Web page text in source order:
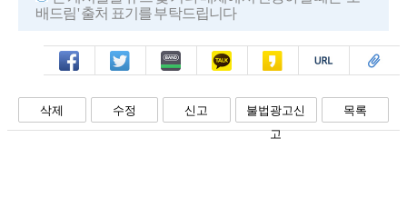
배드림' 출처 표기를 부탁드립니다
페북 트윗 밴드 카톡 카스 복사 스크랩
삭제 수정 신고
불법광고신
고
목록